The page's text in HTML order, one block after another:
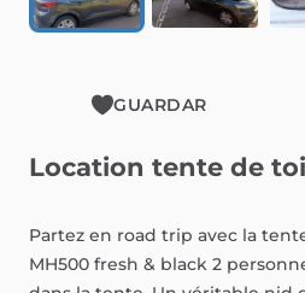
GUARDAR
Location tente de
Partez en road trip avec la
MH500 fresh & black 2